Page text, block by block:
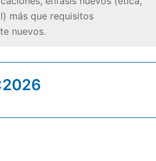
más que requisitos
nuevos.